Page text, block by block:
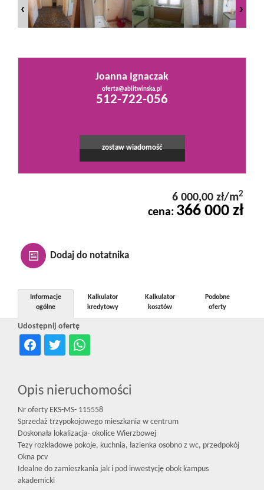
Działki
Kontakt
dla
Joanna Ignaczak
oferta@ablitwinska.pl
512-722-056
zostaw wiadomość
6 000,00 zł/m2
cena: 366 000 zł
Dodaj do notatnika
Udostępnij ofertę
Informacje
ogólne
Kalkulator
kredytowy
Kalkulator
kosztów
Podobne
oferty
Opis nieruchomości
Nr oferty EKS-MS- 115558
Sprzedaż trzypokojowego mieszkania w centrum
Doskonała lokalizacja- okolice Wierzbowej
Tezy rozkładowe pokoje, kuchnia, łazienka osobno z wc, przedpokój
Okna pcv
Idealne do zamieszkania jak i pod inwestycję obok kampus
akademicki